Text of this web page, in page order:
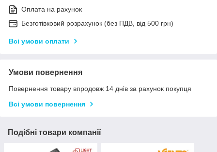
Оплата на рахунок
Безготівковий розрахунок (без ПДВ, від 500 грн)
Всі умови оплати
Умови повернення
Повернення товару впродовж 14 днів за рахунок покупця
Всі умови повернення
Подібні товари компанії